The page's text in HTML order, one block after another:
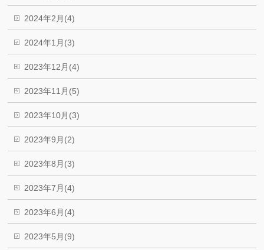
2024年2月(4)
2024年1月(3)
2023年12月(4)
2023年11月(5)
2023年10月(3)
2023年9月(2)
2023年8月(3)
2023年7月(4)
2023年6月(4)
2023年5月(9)